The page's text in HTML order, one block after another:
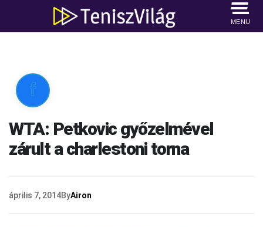
MENU

WTA: Petkovic győzelmével
zárult a charlestoni torna
április 7, 2014ByAiron